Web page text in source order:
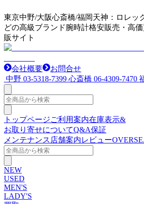
東京中野/大阪心斎橋/福岡天神：ロレッ
どの高級ブランド腕時計格安販売・高
販サイト
会社概要
お問合せ
中野 03-5318-7399 心斎橋 06-4309-7470
トップページご利用案内在庫表示&
お取り寄せについてQ&A保証
メンテナンス 店舗案内レビュー
NEW
USED
MEN'S
LADY'S